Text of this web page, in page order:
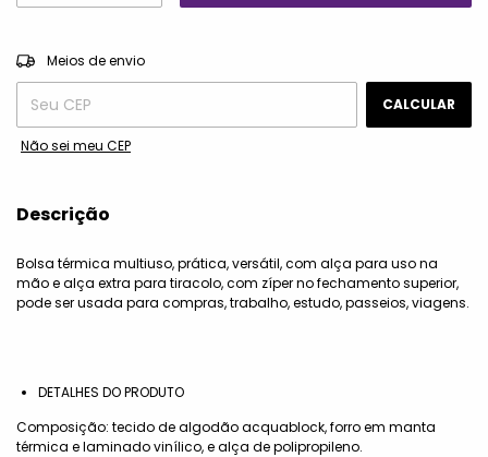
Entregas para o CEP:
Meios de envio
CALCULAR
Não sei meu CEP
Descrição
Bolsa térmica multiuso, prática, versátil, com alça para uso na
mão e alça extra para tiracolo, com zíper no fechamento superior,
pode ser usada para compras, trabalho, estudo, passeios, viagens.
DETALHES DO PRODUTO
Composição: tecido de algodão acquablock, forro em manta
térmica e laminado vinílico, e alça de polipropileno.